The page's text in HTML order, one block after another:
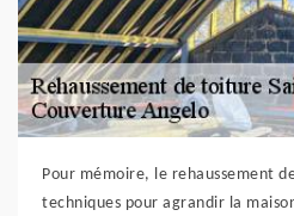
Pour mémoire, le rehaussement
techniques pour agrandir la